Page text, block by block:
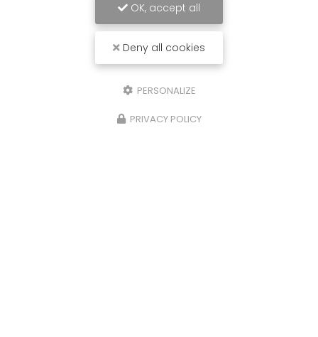
OK, accept all
Deny all cookies
PERSONALIZE
PRIVACY POLICY